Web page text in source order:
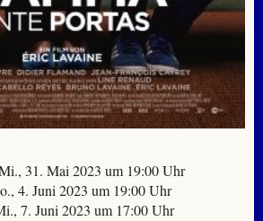
31. Mai 2023 um 19:00 Uhr
4. Juni 2023 um 19:00 Uhr
7. Juni 2023 um 17:00 Uhr